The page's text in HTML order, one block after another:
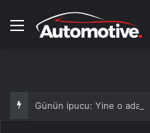
Menü
Günün ipucu: Yine o adam